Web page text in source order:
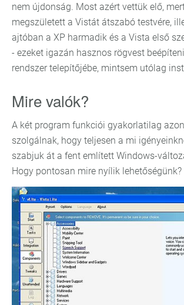
nem újdonság. Most azért vettük elő,
megszületett a Vistát átszabó testvére,
ajtóban a XP harmadik és a Vista első
- ezeket igazán hasznos rögvest
rendszer telepítőjébe, mintsem utólag
Mire valók?
A két program funkciói gyakorlatilag
szolgálnak, hogy teljesen a mi
szabjuk át a fent említett Windows-
Hogy pontosan mire nyílik lehetőségünk?